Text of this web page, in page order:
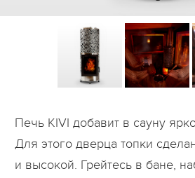
Печь KIVI добавит в сауну
Для этого дверца топки
и высокой. Грейтесь в бане,
B2B